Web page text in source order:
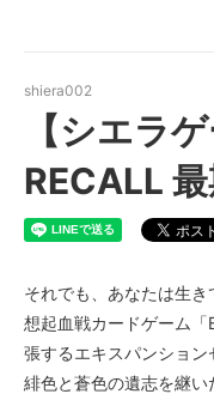
shiera002
【シエラ
RECALL
それでも、あなたは生き
想起血戦カードゲーム
張するエキスパンション
緋色と蒼色の遺志を継